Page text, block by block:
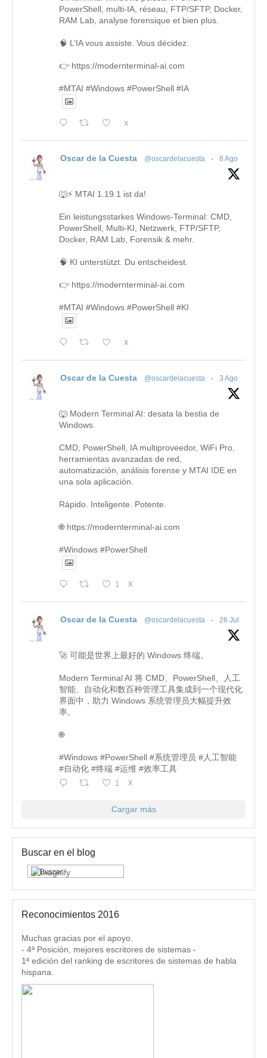
PowerShell, multi-IA, réseau, FTP/SFTP, Docker,
RAM Lab, analyse forensique et bien plus.
🧠 L’IA vous assiste. Vous décidez.
👉 https://modernterminal-ai.com
#MTAI #Windows #PowerShell #IA
X
Oscar de la Cuesta @oscardelacuesta · 8 Ago
🐺⚡ MTAI 1.19.1 ist da!
Ein leistungsstarkes Windows-Terminal: CMD,
PowerShell, Multi-KI, Netzwerk, FTP/SFTP,
Docker, RAM Lab, Forensik & mehr.
🧠 KI unterstützt. Du entscheidest.
👉 https://modernterminal-ai.com
#MTAI #Windows #PowerShell #KI
X
Oscar de la Cuesta @oscardelacuesta · 3 Ago
🐺 Modern Terminal AI: desata la bestia de
Windows.
CMD, PowerShell, IA multiproveedor, WiFi Pro,
herramientas avanzadas de red,
automatización, análisis forense y MTAI IDE en
una sola aplicación.
Rápido. Inteligente. Potente.
🌐 https://modernterminal-ai.com
#Windows #PowerShell
1 X
Oscar de la Cuesta @oscardelacuesta · 26 Jul
🚀 可能是世界上最好的 Windows 终端。
Modern Terminal AI 将 CMD、PowerShell、人工
智能、自动化和数百种管理工具集成到一个现代化
界面中，助力 Windows 系统管理员大幅提升效
率。
🌐
#Windows #PowerShell #系统管理员 #人工智能
#自动化 #终端 #运维 #效率工具
1 X
Cargar más
Buscar en el blog
Reconocimientos 2016
Muchas gracias por el apoyo.
- 4ª Posición, mejores escritores de sistemas -
1ª edición del ranking de escritores de sistemas de habla
hispana.